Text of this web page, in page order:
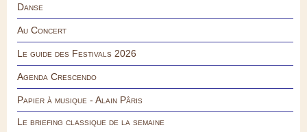
Danse
Au Concert
Le guide des Festivals 2026
Agenda Crescendo
Papier à musique - Alain Pâris
Le briefing classique de la semaine